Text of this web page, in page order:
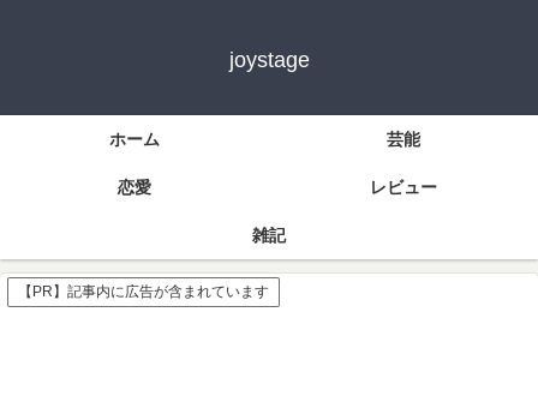
joystage
ホーム 芸能
恋愛 レビュー
雑記
【PR】記事内に広告が含まれています